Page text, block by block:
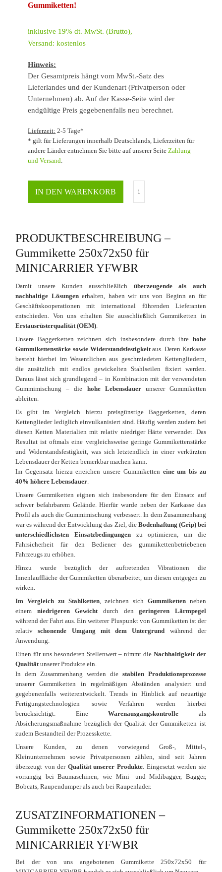
Gummiketten!
inklusive 19% dt. MwSt. (Brutto),
Versand: kostenlos
Hinweis:
Der Gesamtpreis hängt vom MwSt.-Satz des
Lieferlandes und der Kundenart (Privatperson oder
Unternehmen) ab. Auf der Kasse-Seite wird der
endgültige Preis gegebenenfalls neu berechnet.
Lieferzeit: 2-5 Tage*
* gilt für Lieferungen innerhalb Deutschlands, Lieferzeiten für
andere Länder entnehmen Sie bitte auf unserer SeiteZahlung
und Versand.
IN DEN WARENKORB
PRODUKTBESCHREIBUNG –
Gummikette 250x72x50 für
MINICARRIER YFWBR
Damit unsere Kunden ausschließlich überzeugende als auch
nachhaltige Lösungenerhalten, haben wir uns von Beginn an für
Geschäftskooperationen mit international führenden Lieferanten
entschieden. Von uns erhalten Sie ausschließlich Gummiketten in
Erstausrüsterqualität (OEM).
Unsere Baggerketten zeichnen sich insbesondere durch ihre hohe
Gummikettenstärke sowie Widerstandsfestigkeitaus. Deren Karkasse
besteht hierbei im Wesentlichen aus geschmiedeten Kettengliedern,
die zusätzlich mit endlos gewickelten Stahlseilen fixiert werden.
Daraus lässt sich grundlegend – in Kombination mit der verwendeten
Gummimischung – die hohe Lebensdauerunserer Gummiketten
ableiten.
Es gibt im Vergleich hierzu preisgünstige Baggerketten, deren
Kettenglieder lediglich einvulkanisiert sind. Häufig werden zudem bei
diesen Ketten Materialien mit relativ niedriger Härte verwendet. Das
Resultat ist oftmals eine vergleichsweise geringe Gummikettenstärke
und Widerstandsfestigkeit, was sich letztendlich in einer verkürzten
Lebensdauer der Ketten bemerkbar machen kann.
Im Gegensatz hierzu erreichen unsere Gummiketten eine um bis zu
40% höhere Lebensdauer.
Unsere Gummiketten eignen sich insbesondere für den Einsatz auf
schwer befahrbarem Gelände. Hierfür wurde neben der Karkasse das
Profil als auch die Gummimischung verbessert. In dem Zusammenhang
war es während der Entwicklung das Ziel, die Bodenhaftung (Grip) bei
unterschiedlichsten Einsatzbedingungenzu optimieren, um die
Fahrsicherheit für den Bediener des gummikettenbetriebenen
Fahrzeugs zu erhöhen.
Hinzu wurde bezüglich der auftretenden Vibrationen die
Innenlauffläche der Gummiketten überarbeitet, um diesen entgegen zu
wirken.
Im Vergleich zu Stahlketten, zeichnen sichGummiketten neben
einem niedrigeren Gewichtdurch dengeringeren Lärmpegel
während der Fahrt aus. Ein weiterer Pluspunkt von Gummiketten ist der
relativschonende Umgang mit dem Untergrund während der
Anwendung.
Einen für uns besonderen Stellenwert – nimmt die Nachhaltigkeit der
Qualitätunserer Produkte ein.
In dem Zusammenhang werden die stabilen Produktionsprozesse
unserer Gummiketten in regelmäßigen Abständen analysiert und
gegebenenfalls weiterentwickelt. Trends in Hinblick auf neuartige
Fertigungstechnologien sowie Verfahren werden hierbei
berücksichtigt. EineWarenausgangskontrolle als
Absicherungsmaßnahme bezüglich der Qualität der Gummiketten ist
zudem Bestandteil der Prozesskette.
Unsere Kunden, zu denen vorwiegend Groß-, Mittel-,
Kleinunternehmen sowie Privatpersonen zählen, sind seit Jahren
überzeugt von der Qualität unserer Produkte. Eingesetzt werden sie
vorrangig bei Baumaschinen, wie Mini- und Midibagger, Bagger,
Bobcats, Raupendumper als auch bei Raupenlader.
ZUSATZINFORMATIONEN –
Gummikette 250x72x50 für
MINICARRIER YFWBR
Bei der von uns angebotenen Gummikette 250x72x50 für